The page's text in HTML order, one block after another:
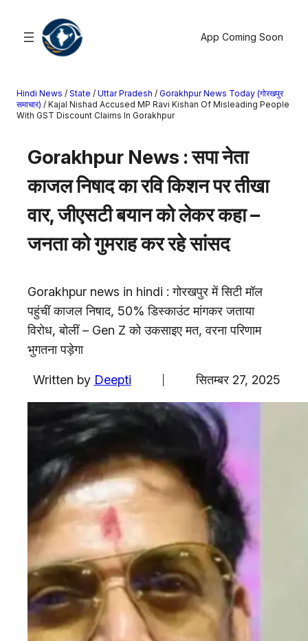
खोजें
खेल
राज्य
आस्था
राष्ट्रीय
व्यापार
राशिफल
एजुकेशन
Facebook
Instagram
X
App Coming Soon
Hindi News / State / Uttar Pradesh / Gorakhpur News Today (गोरखपुर
समाचार) / Kajal Nishad Accused MP Ravi Kishan Of Misleading People
With GST Discount Claims In Gorakhpur
Gorakhpur News : सपा नेता
काजल निषाद का रवि किशन पर तीखा
वार, जीएसटी बयान को लेकर कहा –
जनता को गुमराह कर रहे सांसद
Gorakhpur news in hindi : गोरखपुर में सिटी मॉल
पहुंचीं काजल निषाद, 50% डिस्काउंट मांगकर जताया
विरोध, बोलीं – Gen Z को उकसाइए मत, वरना परिणाम
भुगतना पड़ेगा
Written by Deepti सितम्बर 27, 2025